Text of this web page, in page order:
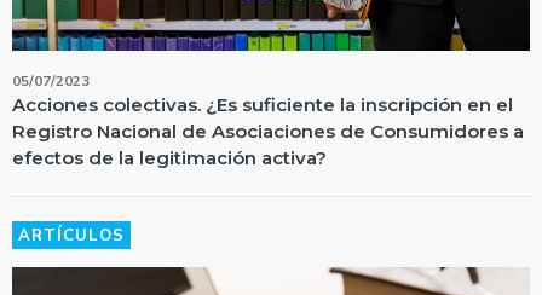
05/07/2023
Acciones colectivas. ¿Es suficiente la inscripción en el
Registro Nacional de Asociaciones de Consumidores a
efectos de la legitimación activa?
ARTÍCULOS